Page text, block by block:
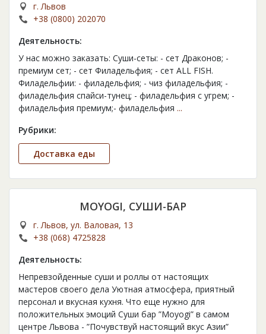
г. Львов
+38 (0800) 202070
Деятельность:
У нас можно заказать: Суши-сеты: - сет Драконов; -
премиум сет; - сет Филадельфия; - сет ALL FISH.
Филадельфии: - филадельфия; - чиз филадельфия; -
филадельфия спайси-тунец; - филадельфия с угрем; -
филадельфия премиум;- филадельфия ...
Рубрики:
Доставка еды
MOYOGI, СУШИ-БАР
г. Львов, ул. Валовая, 13
+38 (068) 4725828
Деятельность:
Непревзойденные суши и роллы от настоящих
мастеров своего дела Уютная атмосфера, приятный
персонал и вкусная кухня. Что еще нужно для
положительных эмоций Суши бар ”Moyogi” в самом
центре Львова - ”Почувствуй настоящий вкус Азии”